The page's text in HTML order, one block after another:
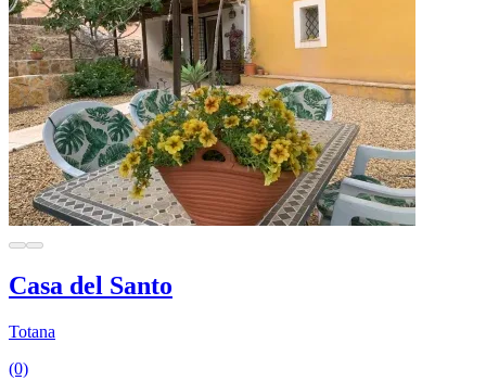
Casa del Santo
Totana
(0)